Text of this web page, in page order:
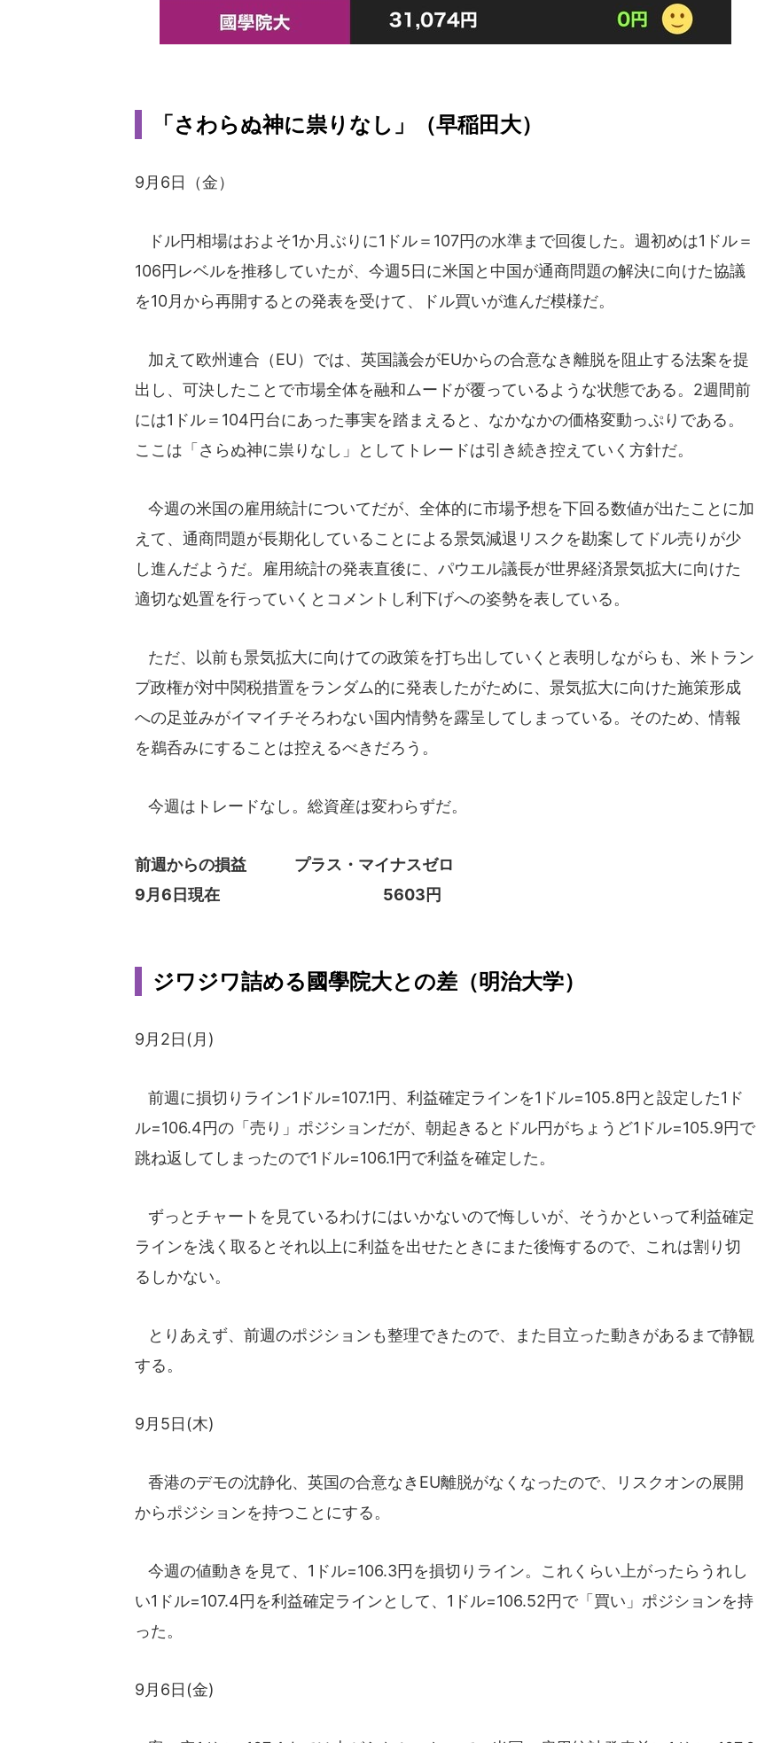
「さわらぬ神に祟りなし」（早稲田大）
9月6日（金）
ドル円相場はおよそ1か月ぶりに1ドル＝107円の水準まで回復した。週初めは1ドル＝
106円レベルを推移していたが、今週5日に米国と中国が通商問題の解決に向けた協議
を10月から再開するとの発表を受けて、ドル買いが進んだ模様だ。
加えて欧州連合（EU）では、英国議会がEUからの合意なき離脱を阻止する法案を提
出し、可決したことで市場全体を融和ムードが覆っているような状態である。2週間前
には1ドル＝104円台にあった事実を踏まえると、なかなかの価格変動っぷりである。
ここは「さらぬ神に祟りなし」としてトレードは引き続き控えていく方針だ。
今週の米国の雇用統計についてだが、全体的に市場予想を下回る数値が出たことに加
えて、通商問題が長期化していることによる景気減退リスクを勘案してドル売りが少
し進んだようだ。雇用統計の発表直後に、パウエル議長が世界経済景気拡大に向けた
適切な処置を行っていくとコメントし利下げへの姿勢を表している。
ただ、以前も景気拡大に向けての政策を打ち出していくと表明しながらも、米トラン
プ政権が対中関税措置をランダム的に発表したがために、景気拡大に向けた施策形成
への足並みがイマイチそろわない国内情勢を露呈してしまっている。そのため、情報
を鵜呑みにすることは控えるべきだろう。
今週はトレードなし。総資産は変わらずだ。
前週からの損益 プラス・マイナスゼロ
9月6日現在 5603円
ジワジワ詰める國學院大との差（明治大学）
9月2日(月)
前週に損切りライン1ドル=107.1円、利益確定ラインを1ドル=105.8円と設定した1ド
ル=106.4円の「売り」ポジションだが、朝起きるとドル円がちょうど1ドル=105.9円で
跳ね返してしまったので1ドル=106.1円で利益を確定した。
ずっとチャートを見ているわけにはいかないので悔しいが、そうかといって利益確定
ラインを浅く取るとそれ以上に利益を出せたときにまた後悔するので、これは割り切
るしかない。
とりあえず、前週のポジションも整理できたので、また目立った動きがあるまで静観
する。
9月5日(木)
香港のデモの沈静化、英国の合意なきEU離脱がなくなったので、リスクオンの展開
からポジションを持つことにする。
今週の値動きを見て、1ドル=106.3円を損切りライン。これくらい上がったらうれし
い1ドル=107.4円を利益確定ラインとして、1ドル=106.52円で「買い」ポジションを持
った。
9月6日(金)